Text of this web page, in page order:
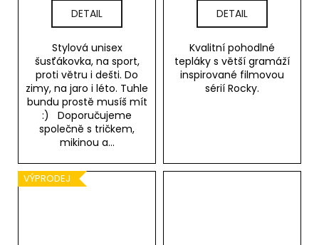
DETAIL
Stylová unisex
šusťákovka, na sport,
proti větru i dešti. Do
zimy, na jaro i léto. Tuhle
bundu prostě musíš mít
:) Doporučujeme
společně s tričkem,
mikinou a...
DETAIL
Kvalitní pohodlné
tepláky s větší gramáží
inspirované filmovou
sérií Rocky.
VÝPRODEJ